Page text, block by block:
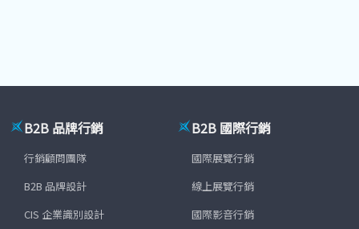
B2B 品牌行銷
行銷顧問團隊
B2B 品牌設計
CIS 企業識別設計
B2B 國際行銷
國際展覽行銷
線上展覽行銷
國際影音行銷